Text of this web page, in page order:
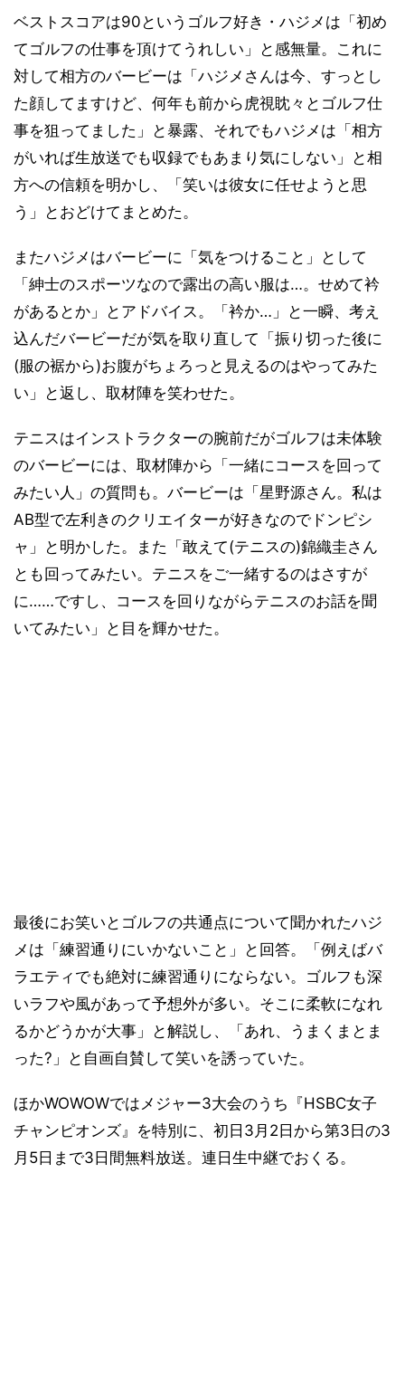
ベストスコアは90というゴルフ好き・ハジメは「初め
てゴルフの仕事を頂けてうれしい」と感無量。これに
対して相方のバービーは「ハジメさんは今、すっとし
た顔してますけど、何年も前から虎視眈々とゴルフ仕
事を狙ってました」と暴露、それでもハジメは「相方
がいれば生放送でも収録でもあまり気にしない」と相
方への信頼を明かし、「笑いは彼女に任せようと思
う」とおどけてまとめた。
またハジメはバービーに「気をつけること」として
「紳士のスポーツなので露出の高い服は…。せめて衿
があるとか」とアドバイス。「衿か…」と一瞬、考え
込んだバービーだが気を取り直して「振り切った後に
(服の裾から)お腹がちょろっと見えるのはやってみた
い」と返し、取材陣を笑わせた。
テニスはインストラクターの腕前だがゴルフは未体験
のバービーには、取材陣から「一緒にコースを回って
みたい人」の質問も。バービーは「星野源さん。私は
AB型で左利きのクリエイターが好きなのでドンピシ
ャ」と明かした。また「敢えて(テニスの)錦織圭さん
とも回ってみたい。テニスをご一緒するのはさすが
に……ですし、コースを回りながらテニスのお話を聞
いてみたい」と目を輝かせた。
最後にお笑いとゴルフの共通点について聞かれたハジ
メは「練習通りにいかないこと」と回答。「例えばバ
ラエティでも絶対に練習通りにならない。ゴルフも深
いラフや風があって予想外が多い。そこに柔軟になれ
るかどうかが大事」と解説し、「あれ、うまくまとま
った?」と自画自賛して笑いを誘っていた。
ほかWOWOWではメジャー3大会のうち『HSBC女子
チャンピオンズ』を特別に、初日3月2日から第3日の3
月5日まで3日間無料放送。連日生中継でおくる。